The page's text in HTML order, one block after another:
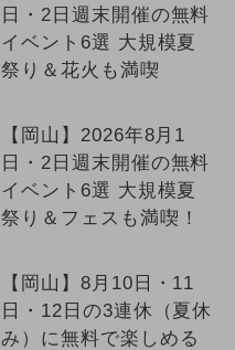
日・2日週末開催の無料
イベント6選 大規模夏
祭り＆花火も満喫
【岡山】2026年8月1
日・2日週末開催の無料
イベント6選 大規模夏
祭り＆フェスも満喫！
【岡山】8月10日・11
日・12日の3連休（夏休
み）に無料で楽しめる